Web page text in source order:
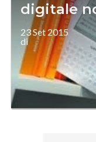
digitale
23 Set 2015
di